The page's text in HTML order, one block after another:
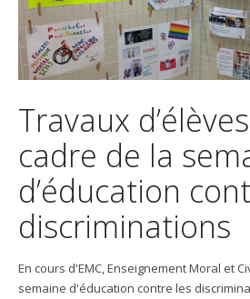
Travaux
cadre de la
d’éducation
discriminations
En cours d'EMC, Enseignement Moral et
semaine d'éducation contre les